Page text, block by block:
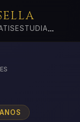
ESTUDIA...